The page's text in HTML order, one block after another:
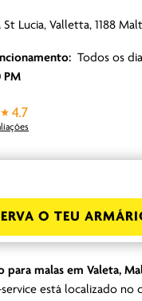
St Lucia, Valletta, 1188
Todos os
PM
4.7
O TEU
para malas em Valeta,
está localizado no